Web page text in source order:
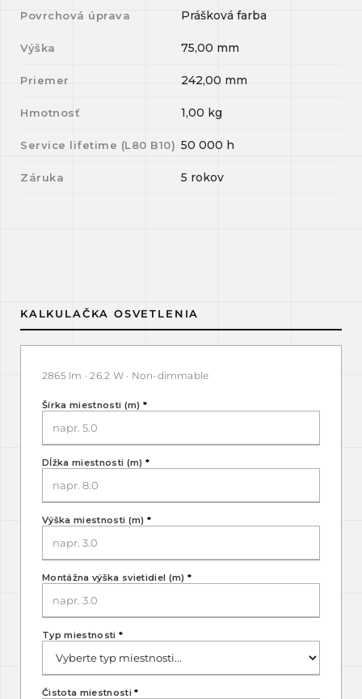
Povrchová úprava Prášková farba
Výška 75,00 mm
Priemer 242,00 mm
Hmotnosť 1,00 kg
Service lifetime (L80 B10) 50 000 h
Záruka 5 rokov
KALKULAČKA OSVETLENIA
2865 lm · 26.2 W · Non-dimmable
Šírka miestnosti (m) *
Dĺžka miestnosti (m) *
Výška miestnosti (m) *
Montážna výška svietidiel (m) *
Typ miestnosti *
Čistota miestnosti*